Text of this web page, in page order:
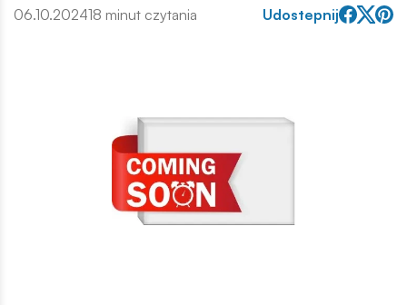
06.10.202418 minut czytania Udostepnij